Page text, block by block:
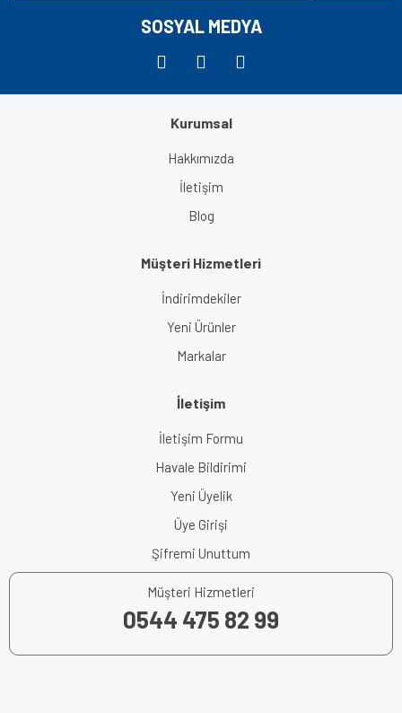
SOSYAL MEDYA
Kurumsal
Hakkımızda
İletişim
Blog
Müşteri Hizmetleri
İndirimdekiler
Yeni Ürünler
Markalar
İletişim
İletişim Formu
Havale Bildirimi
Yeni Üyelik
Üye Girişi
Şifremi Unuttum
Müşteri Hizmetleri
0544 475 82 99